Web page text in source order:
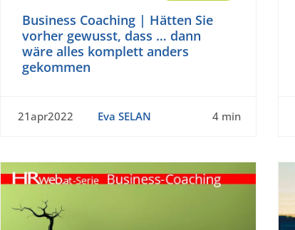
Business Coaching | Hätten Sie
vorher gewusst, dass … dann
wäre alles komplett anders
gekommen
21apr2022 Eva SELAN 4 min